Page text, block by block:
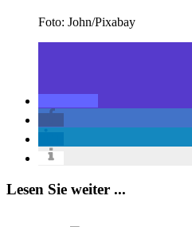
Foto: John/Pixabay
Lesen Sie weiter ...